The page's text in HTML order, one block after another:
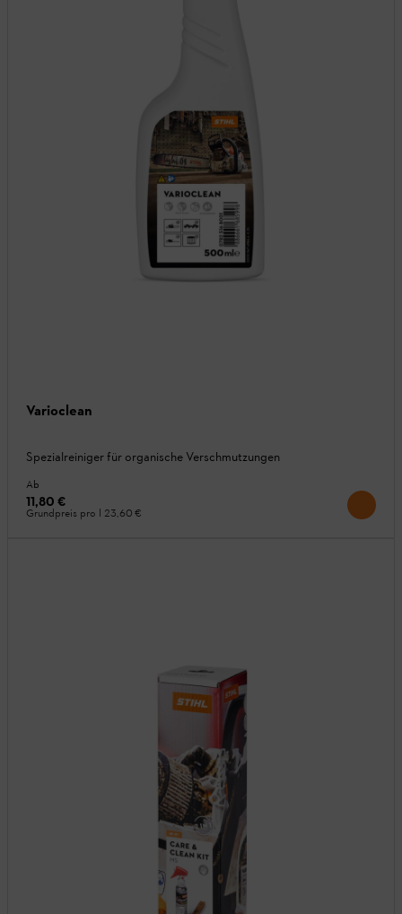
Varioclean
Spezialreiniger für organische Verschmutzungen
Ab
11,80 €
Grundpreis pro l 23,60 €